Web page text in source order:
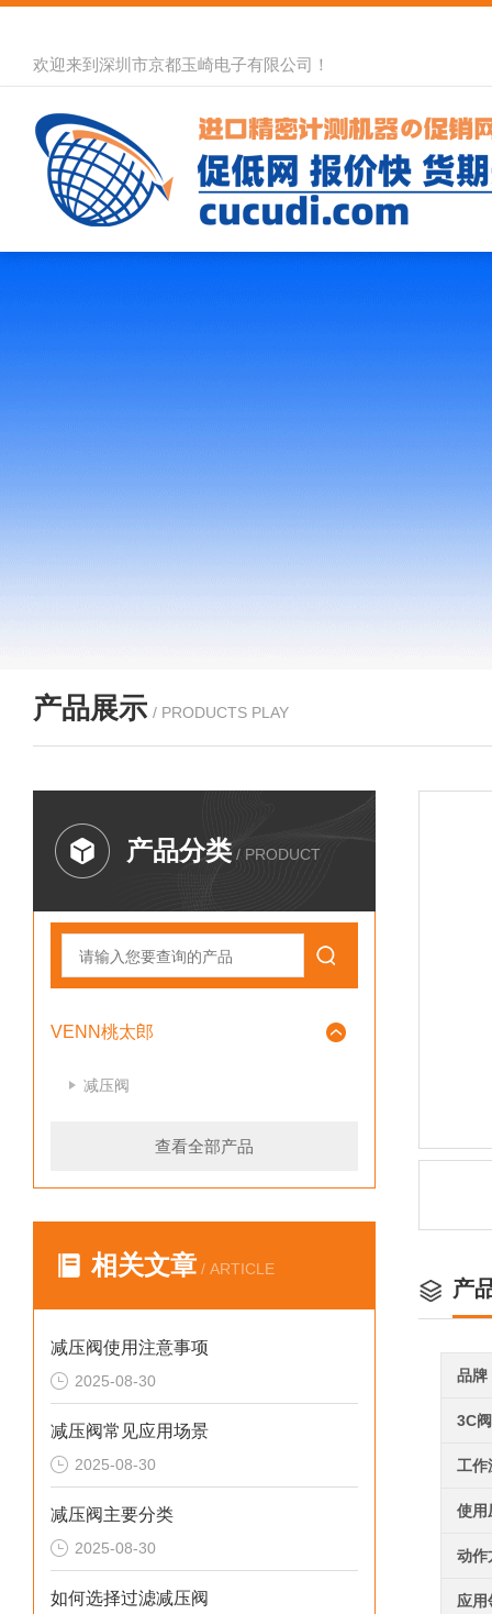
欢迎来到深圳市京都玉崎电子有限公司！
产品展示 / PRODUCTS PLAY
产品分类 / PRODUCT
VENN桃太郎
减压阀
查看全部产品
相关文章 / ARTICLE
减压阀使用注意事项
2025-08-30
减压阀常见应用场景
2025-08-30
减压阀主要分类
2025-08-30
如何选择过滤减压阀
产
品牌
3C
工作
使用
动作
应用